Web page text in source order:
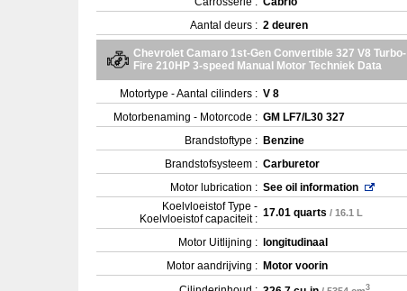
Aantal deurs : 2 deuren
Chevrolet Camaro 1st-Gen Convertible 327 V8 Turbo-
Fire 210HP 3-speed Manual Motor Techniek Data
Motortype - Aantal cilinders : V 8
Motorbenaming - Motorcode : GM LF7/L30 327
Brandstoftype : Benzine
Brandstofsysteem : Carburetor
Motor lubrication : See oil information
Koelvloeistof Type -
Koelvloeistof capaciteit : 17.01 quarts / 16.1 L
Motor Uitlijning :
longitudinaal
Motor aandrijving : Motor voorin
3